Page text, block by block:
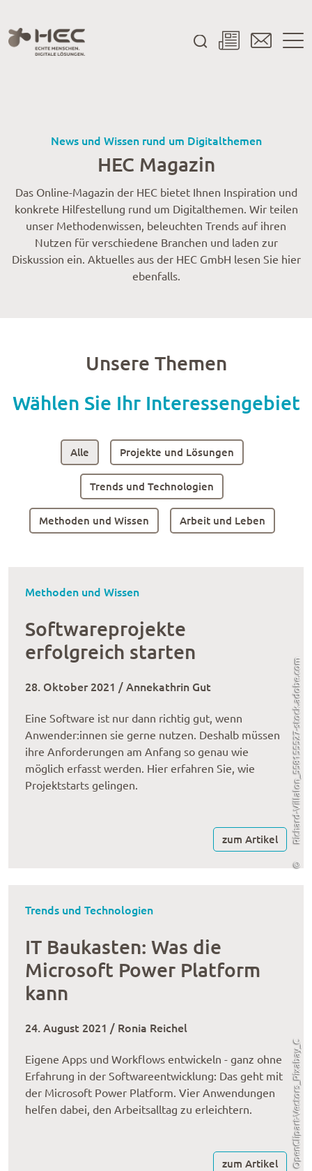
News und Wissen rund um Digitalthemen
HEC Magazin
Das Online-Magazin der HEC bietet Ihnen Inspiration und
konkrete Hilfestellung rund um Digitalthemen. Wir teilen
unser Methodenwissen, beleuchten Trends auf ihren
Nutzen für verschiedene Branchen und laden zur
Diskussion ein. Aktuelles aus der HEC GmbH lesen Sie hier
ebenfalls.
Unsere Themen
Wählen Sie Ihr Interessengebiet
Alle Projekte und Lösungen
Trends und Technologien
Methoden und Wissen Arbeit und Leben
Methoden und Wissen
Softwareprojekte
erfolgreich starten
28. Oktober 2021 / Annekathrin Gut
Eine Soft­ware ist nur dann rich­tig gut, wenn
Anwender:innen sie gerne nutzen. Deshalb müssen
ihre Anforderungen am Anfang so genau wie
möglich erfasst werden. Hier erfahren Sie, wie
Projektstarts gelingen.
zum Artikel
©
Richard-Villalon_558155527-stock.adobe.com
Trends und Technologien
IT Baukasten: Was die
Microsoft Power Platform
kann
24. August 2021 / Ronia Reichel
Eigene Apps und Workflows entwickeln - ganz ohne
Erfahrung in der Softwareentwicklung: Das geht mit
der Microsoft Power Platform. Vier Anwendungen
helfen dabei, den Arbeitsalltag zu erleichtern.
zum Artikel OpenClipart-Vectors_Pixabay_C